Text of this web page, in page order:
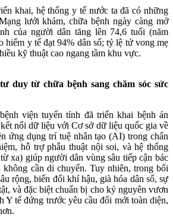
khai, hệ thống y tế nước ta đã có những
lưới khám, chữa bệnh ngày càng mở
của người dân tăng lên 74,6 tuổi (năm
hiểm y tế đạt 94% dân số; tỷ lệ tử vong mẹ
kỹ thuật cao ngang tầm khu vực.
duy từ chữa bệnh sang chăm sóc sức
viện tuyến tỉnh đã triển khai bệnh án
nối dữ liệu với Cơ sở dữ liệu quốc gia về
ứng dụng trí tuệ nhân tạo (AI) trong chẩn
hỗ trợ phẫu thuật nội soi, và hệ thống
xa) giúp người dân vùng sâu tiếp cận bác
không cần di chuyển. Tuy nhiên, trong bối
rộng, biến đổi khí hậu, già hóa dân số, sự
và đặc biệt chuẩn bị cho kỷ nguyên vươn
Y tế đứng trước yêu cầu đổi mới toàn diện,